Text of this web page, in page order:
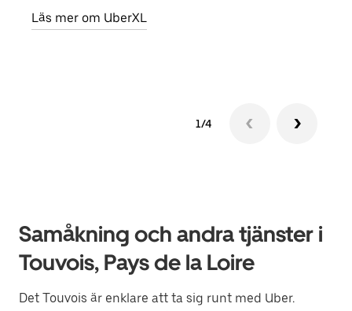
Läs mer om UberXL
1/4
Samåkning och andra tjänster i
Touvois, Pays de la Loire
Det Touvois är enklare att ta sig runt med Uber.